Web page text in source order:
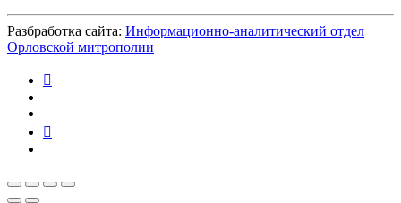
Разбработка сайта: Информационно-аналитический отдел
Орловской митрополии